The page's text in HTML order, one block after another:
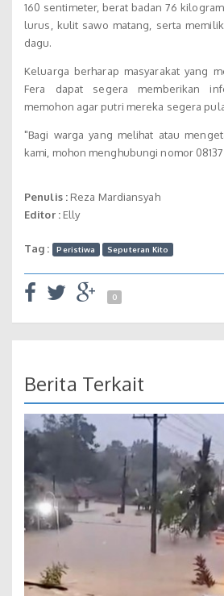
160 sentimeter, berat badan 76
lurus, kulit sawo matang, serta
dagu.
Keluarga berharap masyarakat yang
Fera dapat segera memberikan
memohon agar putri mereka segera
"Bagi warga yang melihat atau
kami, mohon menghubungi nomor
Penulis :Reza Mardiansyah
Editor :Elly
Tag : Peristiwa Seputeran Kito
0
Berita Terkait